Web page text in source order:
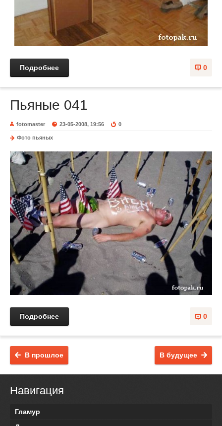
0
Подробнее
Пьяные 041
fotomaster 23-05-2008, 19:56 0
Фото пьяных
0
Подробнее
В будущее
В прошлое
Навигация
Гламур